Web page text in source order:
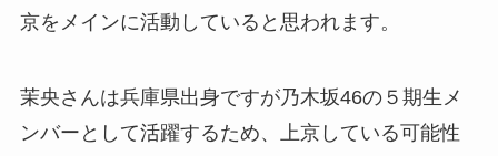
京をメインに活動していると思われます。
茉央さんは兵庫県出身ですが乃木坂46の５期生メ
ンバーとして活躍するため、上京している可能性